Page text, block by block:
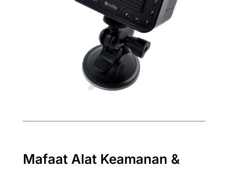
Mafaat Alat Keamanan &